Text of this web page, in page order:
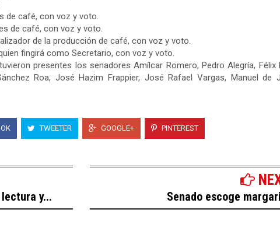
de café, con voz y voto.
de café, con voz y voto.
de la producción de café, con voz y voto.
fingirá como Secretario, con voz y voto.
presentes los senadores Amílcar Romero, Pedro Alegría, Félix
Roa, José Hazim Frappier, José Rafael Vargas, Manuel de
TWEETER GOOGLE+ PINTEREST
y... Senado escoge